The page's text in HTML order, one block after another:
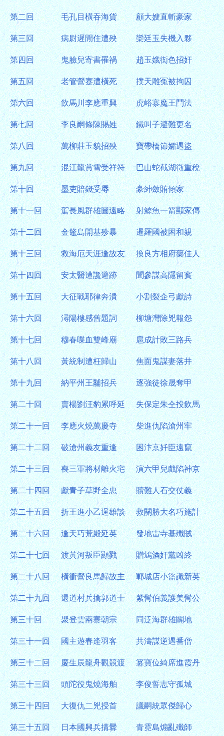
第二回 毛孔目橫吞海貨 顧大嫂直斬豪家
第三回 病尉遲閒住遭殃 欒廷玉失機入夥
第四回 鬼臉兒寄書罹禍 趙玉娥衒色招奸
第五回 老管營蹇遭橫死 撲天雕冤被拘囚
第六回 飲馬川李應重興 虎峪寨魔王鬥法
第七回 李良嗣條陳賜姓 鐵叫子避難更名
第八回 萬柳莊玉貌招殃 寶帶橋節孀遇盜
第九回 混江龍賞雪受祥符 巴山蛇截湖徵重稅
第十回 墨吏賠錢受辱 豪紳斂賄傾家
第十一回 駕長風群雄圖遠略 射鯨魚一箭顯家傳
第十二回 金鼇島開基殄暴 暹羅國被困和親
第十三回 救海厄天涯逢故友 換良方相府藥佳人
第十四回 安太醫遭讒避跡 聞參謀高隱留賓
第十五回 大征戰耶律奔潰 小割裂企弓獻詩
第十六回 潯陽樓感舊題詞 柳塘灣除兇報怨
第十七回 穆春喋血雙峰廟 扈成計敗三路兵
第十八回 黃統制遭枉歸山 焦面鬼謀妻落井
第十九回 納平州王黼招兵 逐強徒徐晟奪甲
第二十回 賣楊劉汪豹累呼延 失保定朱仝投飲馬
第二十一回 李應火燒萬慶寺 柴進仇陷滄州牢
第二十二回 破滄州義友重逢 困汴京奷臣遠竄
第二十三回 喪三軍將材離火宅 演六甲兒戲陷神京
第二十四回 獻青子草野全忠 贖難人石交仗義
第二十五回 折王進小乙逞雄談 救關勝大名巧施計
第二十六回 逢天巧荒殿延英 發地雷寺基殲賊
第二十七回 渡黃河叛臣顯戮 贈鴆酒奸黨凶終
第二十八回 橫衝營良馬歸故主 鄆城店小盜識新英
第二十九回 還道村兵擒郭道士 紫髯伯義護美髯公
第三十回 聚登雲兩寨朝宗 同泛海群雄闢地
第三十一回 國主遊春逢羽客 共濤謀逆遇番僧
第三十二回 慶生辰龍舟觀競渡 篡寶位綺席進霞丹
第三十三回 頭陀役鬼燒海舶 李俊誓志守孤城
第三十四回 大復仇二兇授首 議嗣統眾傑歸心
第三十五回 日本國興兵搆釁 青霓島煽亂殲師